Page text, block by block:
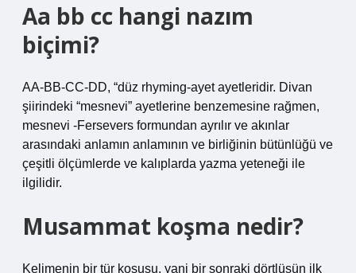
Aa bb cc hangi nazım
biçimi?
AA-BB-CC-DD, “düz rhyming-ayet ayetleridir. Divan
şiirindeki “mesnevi” ayetlerine benzemesine rağmen,
mesnevi -Fersevers formundan ayrılır ve akınlar
arasındaki anlamın anlamının ve birliğinin bütünlüğü ve
çeşitli ölçümlerde ve kalıplarda yazma yeteneği ile
ilgilidir.
Musammat koşma nedir?
Kelimenin bir tür koşusu, yani bir sonraki dörtlüsün ilk